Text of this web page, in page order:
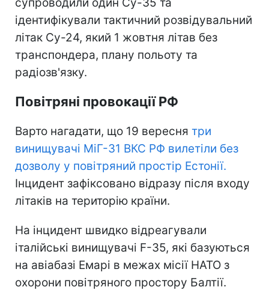
ідентифікували тактичний розвідувальний
літак Су-24, який 1 жовтня літав без
транспондера, плану польоту та
радіозв'язку.
Повітряні провокації РФ
Варто нагадати, що 19 вересня три
винищувачі МіГ-31 ВКС РФ вилетіли без
дозволу у повітряний простір Естонії.
Інцидент зафіксовано відразу після входу
літаків на територію країни.
На інцидент швидко відреагували
італійські винищувачі F-35, які базуються
на авіабазі Емарі в межах місії НАТО з
охорони повітряного простору Балтії.